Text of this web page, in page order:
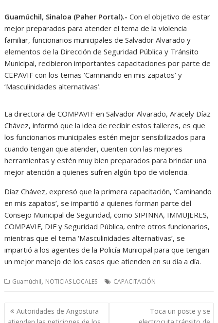
Guamúchil, Sinaloa (Paher Portal).- Con el objetivo de estar
mejor preparados para atender el tema de la violencia
familiar, funcionarios municipales de Salvador Alvarado y
elementos de la Dirección de Seguridad Pública y Tránsito
Municipal, recibieron importantes capacitaciones por parte de
CEPAVIF con los temas ‘Caminando en mis zapatos’ y
‘Masculinidades alternativas’.
La directora de COMPAVIF en Salvador Alvarado, Aracely Díaz
Chávez, informó que la idea de recibir estos talleres, es que
los funcionarios municipales estén mejor sensibilizados para
cuando tengan que atender, cuenten con las mejores
herramientas y estén muy bien preparados para brindar una
mejor atención a quienes sufren algún tipo de violencia.
Díaz Chávez, expresó que la primera capacitación, ‘Caminando
en mis zapatos’, se impartió a quienes forman parte del
Consejo Municipal de Seguridad, como SIPINNA, IMMUJERES,
COMPAVIF, DIF y Seguridad Pública, entre otros funcionarios,
mientras que el tema ‘Masculinidades alternativas’, se
impartió a los agentes de la Policía Municipal para que tengan
un mejor manejo de los casos que atienden en su día a día.
Guamúchil, NOTICIAS LOCALES CAPACITACIÓN
Navegación
Autoridades de Angostura
Toca un poste y se